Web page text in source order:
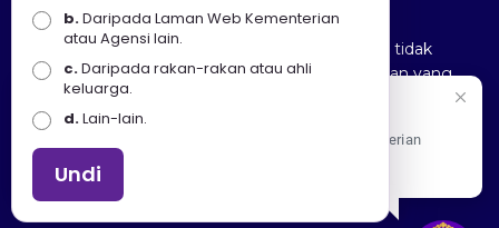
Penafian : Kerajaan Malaysia dan Kementerian
Pelancongan Seni dan Budaya (MOTAC) adalah tidak
bertanggungjawab atas kehilangan atau kerugian yang
disebabkan oleh penggunaan mana-mana maklumat
yang diperolehi dari portal ini.
Hakcipta © 2025 KEMENTERIAN PELANCONGAN SENI
DAN BUDAYA. | Hak Cipta Terpelihara.
b.Daripada Laman Web Kementerian
atau Agensi lain.
c.Daripada rakan-rakan atau ahli
keluarga.
d.Lain-lain.
Undi
Apa Khabar! Selamat datang ke Portal Rasmi Kementerian
Pelancongan, Seni dan Budaya